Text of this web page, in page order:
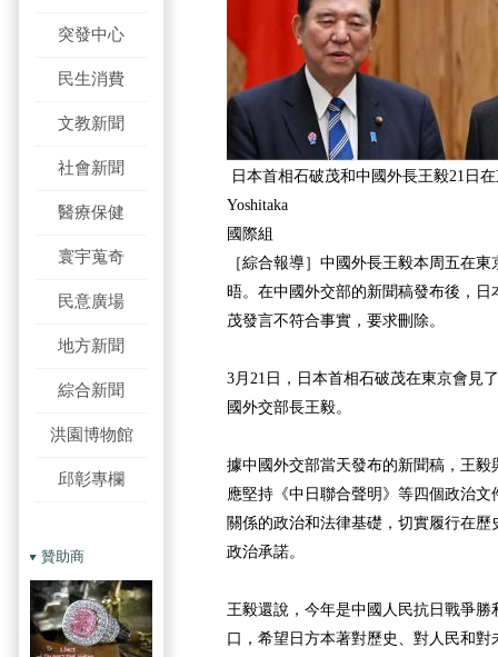
突發中心
民生消費
文教新聞
社會新聞
醫療保健
寰宇蒐奇
民意廣場
地方新聞
綜合新聞
洪園博物館
邱彰專欄
贊助商
日本首相石破茂和中國外長王毅21日
Yoshitaka
國際組
［綜合報導］中國外長王毅本周五在
晤。在中國外交部的新聞稿發布後，
茂發言不符合事實，要求刪除。
3月21日，日本首相石破茂在東京會見
國外交部長王毅。
據中國外交部當天發布的新聞稿，王
應堅持《中日聯合聲明》等四個政治
關係的政治和法律基礎，切實履行在
政治承諾。
王毅還說，今年是中國人民抗日戰爭勝
口，希望日方本著對歷史、對人民和